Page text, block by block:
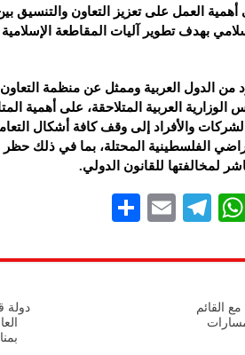
العمل على تعزيز التعاون والتنسيق بين
بهدف تطوير آليات المقاطعة الإسلامية
من الدول العربية وممثل عن منظمة
الوزارية العربية المتلاحقة، على أهمية
والأفراد إلى وقف كافة أشكال
الفلسطينية المحتلة، بما في ذلك حظر
لمخالفتها للقانون الدولي.
P
W
at
A
Te
gr
E
ai
ar
مع القائم
دولة